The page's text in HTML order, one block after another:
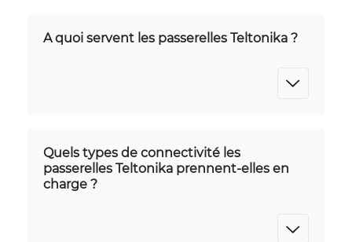
A quoi servent les passerelles Teltonika ?
Quels types de connectivité les
passerelles Teltonika prennent-elles en
charge ?